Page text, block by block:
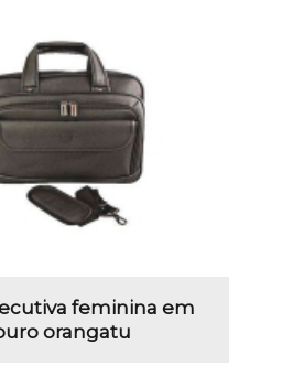
feminina em
orangatu